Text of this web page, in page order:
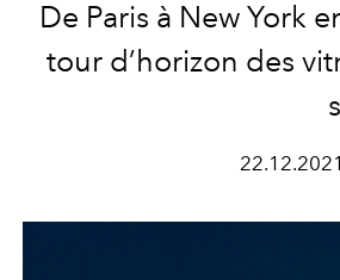
De Paris à New York
tour d’horizon des